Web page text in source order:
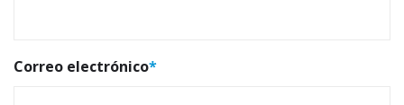
Correo electrónico*